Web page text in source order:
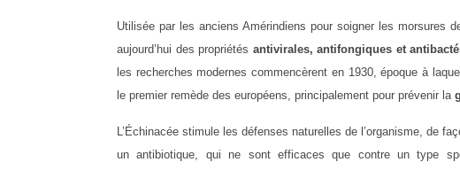
Utilisée par les anciens Amérindiens pour soigner les
aujourd’hui des propriétés antivirales, antifongiques et
les recherches modernes commencèrent en 1930, époque à
le premier remède des européens, principalement pour prévenir la
L’Échinacée stimule les défenses naturelles de l’organisme, de
un antibiotique, qui ne sont efficaces que contre un type